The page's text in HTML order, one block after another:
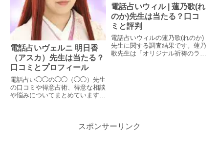
電話占いヴェルニ 明日香
（アスカ）先生は当たる？
口コミとプロフィール
電話占い◯◯の◯◯（◯◯）先生
の口コミや得意占術、得意な相談
や悩みについてまとめています。
電話占いウィル | 蓮乃歌(れ
のか)先生は当たる？口コ
ミと評判
電話占いウィルの蓮乃歌(れのか)
先生に関する調査結果です。蓮乃
歌先生は「オリジナル祈祷のラベ
スポンサーリンク